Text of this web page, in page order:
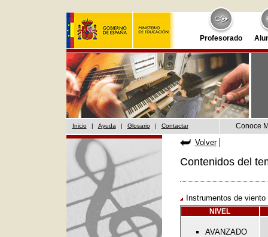
Profesorado
Inicio | Ayuda | Glosario | Contactar Conoce
Volver
Contenidos del
Instrumentos de viento
NIVEL
AVANZADO